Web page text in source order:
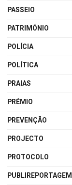
PASSEIO
PATRIMÓNIO
POLÍCIA
POLÍTICA
PRAIAS
PRÉMIO
PREVENÇÃO
PROJECTO
PROTOCOLO
PUBLIREPORTAGEM